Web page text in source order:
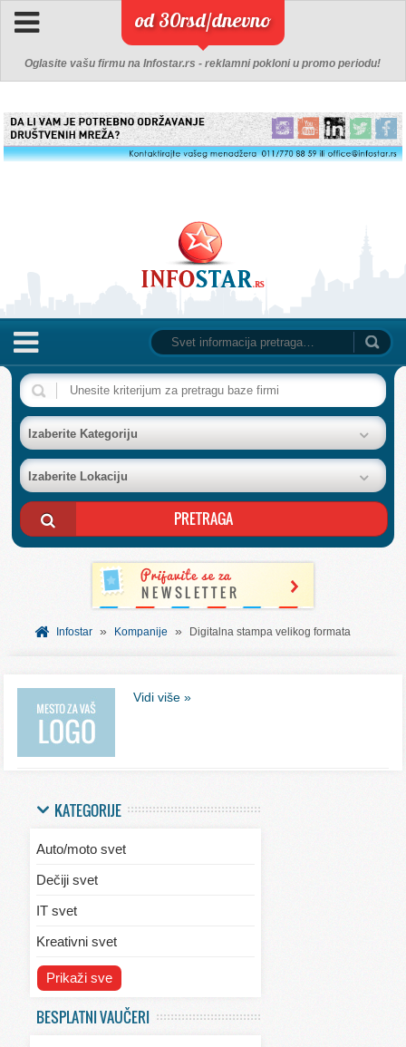
od 30rsd/dnevno
Oglasite vašu firmu na Infostar.rs - reklamni pokloni u promo periodu!
NASLOVNA
BAZA FIRMI
POSLOVNI OGLASI
AKCIJE I KATALOZI
BESPLATNI VAUČERI
SVET INFORMACIJA
Izaberite Kategoriju
Izaberite Lokaciju
Infostar » Kompanije » Digitalna stampa velikog formata
Vidi više »
KATEGORIJE
Auto/moto svet
Dečiji svet
IT svet
Kreativni svet
Svet ekologije
Prikaži sve
BESPLATNI VAUČERI